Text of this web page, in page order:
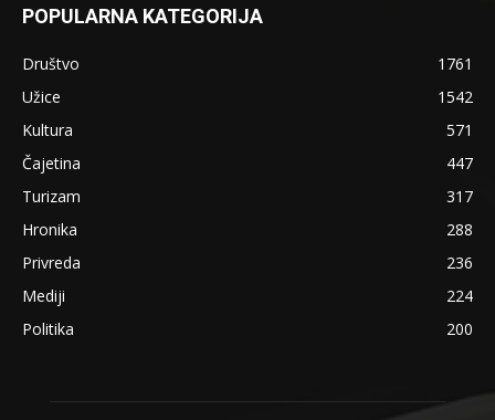
POPULARNA KATEGORIJA
Društvo
1761
Užice
1542
Kultura
571
Čajetina
447
Turizam
317
Hronika
288
Privreda
236
Mediji
224
Politika
200